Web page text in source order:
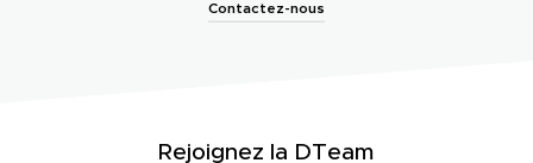
Contactez-nous
Rejoignez la DTeam